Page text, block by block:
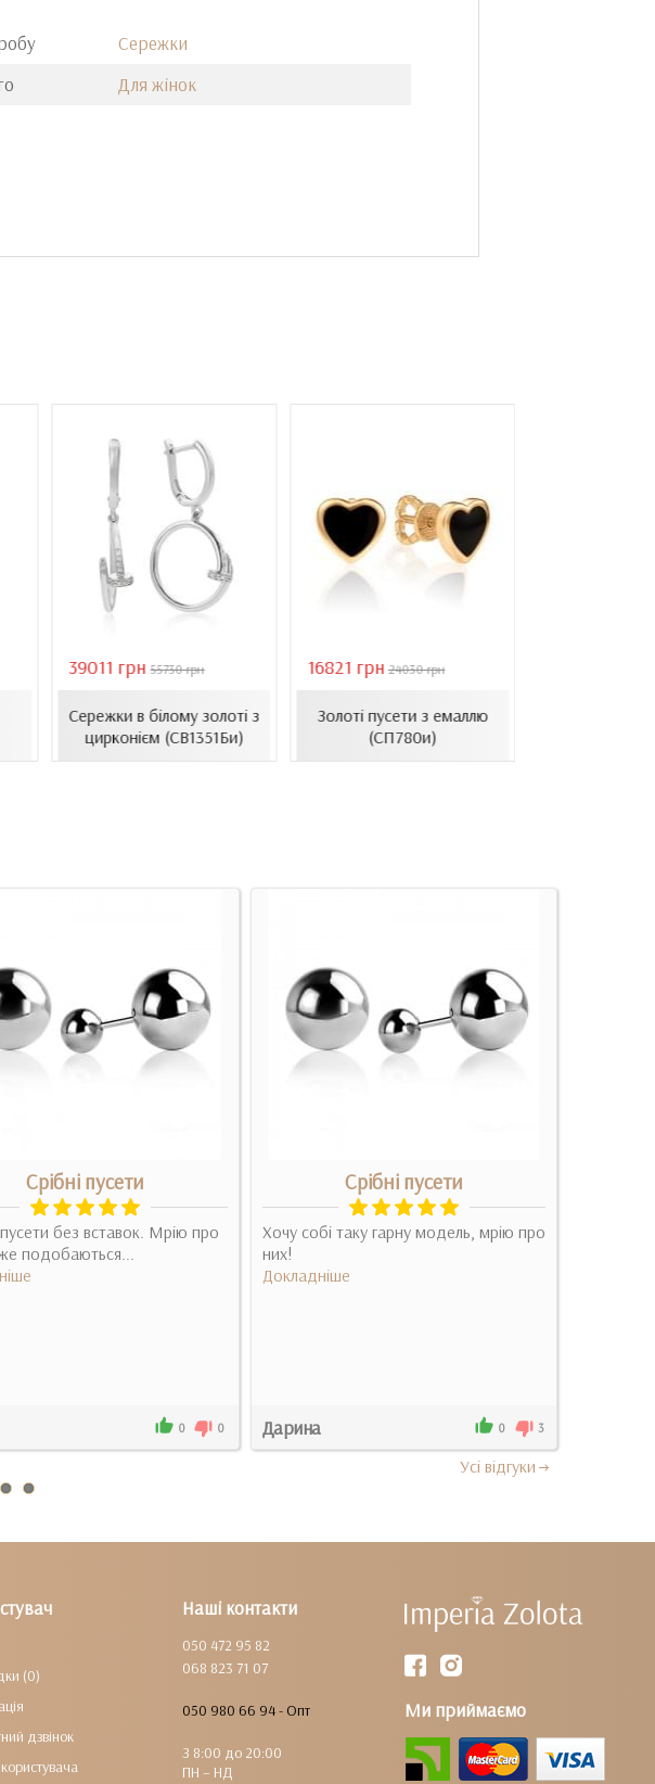
Сережки
Для жінок
39011 грн 55730 грн
Сережки в білому золоті з
цирконієм (СВ1351Би)
16821 грн 24030 грн
Золоті пусети з емаллю
(СП780и)
Срібні пусети
без вставок. Мрію про
подобаються...
0 0
Срібні пусети
Хочу собі таку гарну модель, мрію про
них!
Докладніше
Дарина 0 3
Усi вiдгуки
Наші контакти
050 472 95 82
068 823 71 07
050 980 66 94 - Опт
З 8:00 до 20:00
ПН – НД
Ми приймаємо
(0)
дзвінок